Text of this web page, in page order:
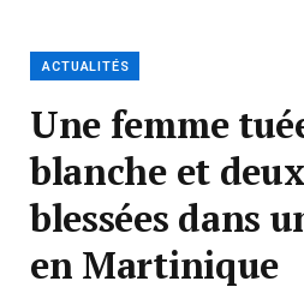
ACTUALITÉS
Une femme
blanche et
blessées dans
en Martinique